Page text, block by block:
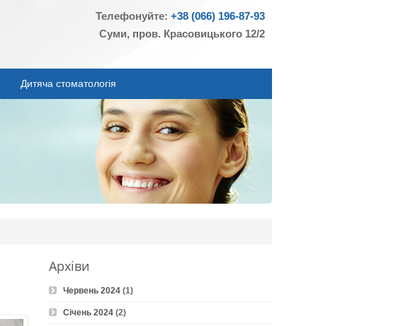
Телефонуйте: +38 (066) 196-87-93
Суми, пров. Красовицького 12/2
Дитяча стоматологія
Архіви
Червень 2024 (1)
Січень 2024 (2)